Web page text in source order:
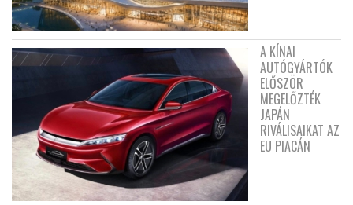
A KÍNAI
AUTÓGYÁRTÓK
ELŐSZÖR
MEGELŐZTÉK
JAPÁN
RIVÁLISAIKAT AZ
EU PIACÁN